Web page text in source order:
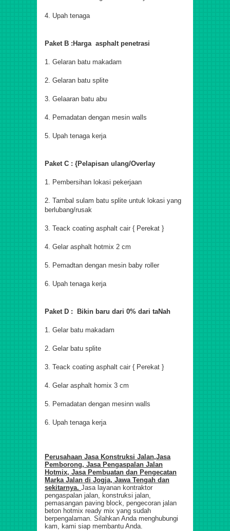
4. Upah tenaga
Paket B :Harga asphalt penetrasi
1. Gelaran batu makadam
2. Gelaran batu splite
3. Gelaaran batu abu
4. Pemadatan dengan mesin walls
5. Upah tenaga kerja
Paket C : {Pelapisan ulang/Overlay
1. Pembersihan lokasi pekerjaan
2. Tambal sulam batu splite untuk lokasi yang
berlubang/rusak
3. Teack coating asphalt cair { Perekat }
4. Gelar asphalt hotmix 2 cm
5. Pemadtan dengan mesin baby roller
6. Upah tenaga kerja
Paket D : Bikin baru dari 0% dari taNah
1. Gelar batu makadam
2. Gelar batu splite
3. Teack coating asphalt cair { Perekat }
4. Gelar asphalt homix 3 cm
5. Pemadatan dengan mesinn walls
6. Upah tenaga kerja
Perusahaan Jasa Konstruksi Jalan,Jasa
Pemborong, Jasa Pengaspalan Jalan
Hotmix, Jasa Pembuatan dan Pengecatan
Marka Jalan di Jogja, Jawa Tengah dan
sekitarnya. Jasa layanan kontraktor
pengaspalan jalan, konstruksi jalan,
pemasangan paving block, pengecoran jalan
beton hotmix ready mix yang sudah
berpengalaman. Silahkan Anda menghubungi
kam, kami siap membantu Anda.